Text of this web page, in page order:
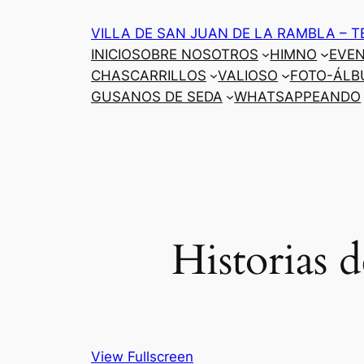
VILLA DE SAN JUAN DE LA RAMBLA –
INICIOSOBRE NOSOTROS HIMNO
CHASCARRILLOS
VALIOSO FOTO-
GUSANOS DE SEDA
WHATSAPPEANDO
Historias
View Fullscreen